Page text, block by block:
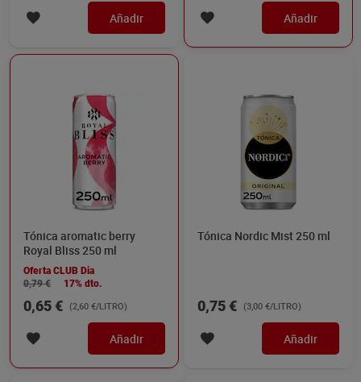
Añadir Añadir
Tónica aromatic berry
Royal Bliss 250 ml
Oferta CLUB Dia
0,79 €
17% dto.
0,65 € (2,60 €/LITRO)
Añadir
Tónica Nordic Mist 250 ml
0,75 € (3,00 €/LITRO)
Añadir